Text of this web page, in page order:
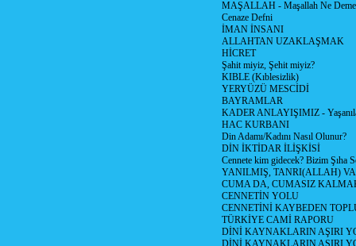
MAŞALLAH - Maşallah Ne
Cenaze Defni
İMAN İNSANI
ALLAHTAN UZAKLAŞMAK
HİCRET
Şahit miyiz, Şehit miyiz?
KIBLE (Kıblesizlik)
YERYÜZÜ MESCİDİ
BAYRAMLAR
KADER ANLAYIŞIMIZ -
HAC KURBANI
Din Adamı/Kadını Nasıl Olunur?
DİN İKTİDAR İLİŞKİSİ
Cennete kim gidecek? Bizim Şıha
YANILMIŞ, TANRI(ALLAH)
CUMA DA, CUMASIZ
CENNETİN YOLU
CENNETİNİ KAYBEDEN
TÜRKİYE CAMİ RAPORU
DİNİ KAYNAKLARIN AŞIRI
DİNİ KAYNAKLARIN AŞIRI